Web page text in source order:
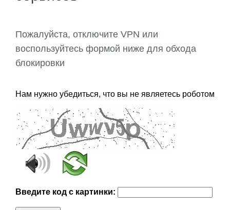
Пожалуйста, отключите VPN или
воспользуйтесь формой ниже для обхода
блокировки
Нам нужно убедиться, что вы не являетесь роботом
Введите код с картинки: